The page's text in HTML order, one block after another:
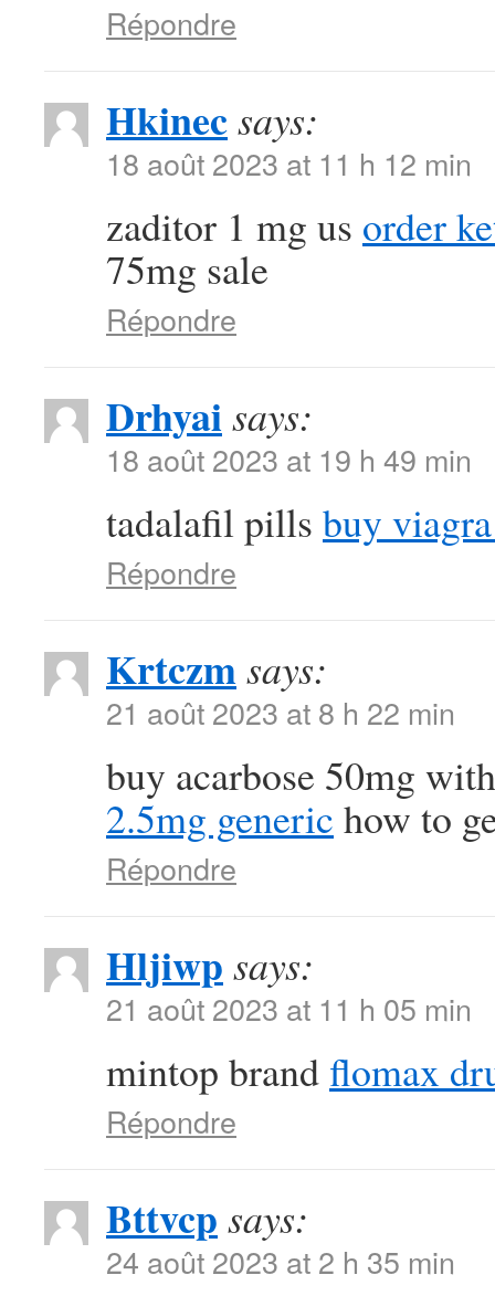
Répondre
Hkinecsays:
18 août 2023 at 11 h 12 min
zaditor 1 mg us order
75mg sale
Répondre
Drhyaisays:
18 août 2023 at 19 h 49 min
tadalafil pills buy
Répondre
Krtczmsays:
21 août 2023 at 8 h 22 min
buy acarbose 50mg
2.5mg generic how to
Répondre
Hljiwp says:
21 août 2023 at 11 h 05 min
mintop brand flomax
Répondre
Bttvcp says:
24 août 2023 at 2 h 35 min